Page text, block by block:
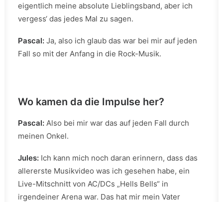
eigentlich meine absolute Lieblingsband, aber ich
vergess‘ das jedes Mal zu sagen.
Pascal: Ja, also ich glaub das war bei mir auf jeden
Fall so mit der Anfang in die Rock-Musik.
Wo kamen da die Impulse her?
Pascal: Also bei mir war das auf jeden Fall durch
meinen Onkel.
Jules: Ich kann mich noch daran erinnern, dass das
allererste Musikvideo was ich gesehen habe, ein
Live-Mitschnitt von AC/DCs „Hells Bells“ in
irgendeiner Arena war. Das hat mir mein Vater